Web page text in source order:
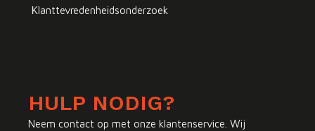
Klanttevredenheidsonderzoek
HULP NODIG?
Neem contact op met onze klantenservice. Wij